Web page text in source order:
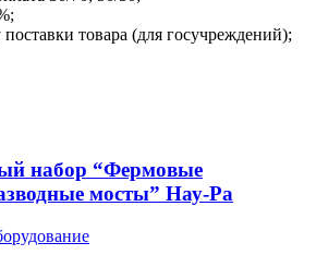
товара (для госучреждений);
набор “Фермовые
мосты” Нау-Ра